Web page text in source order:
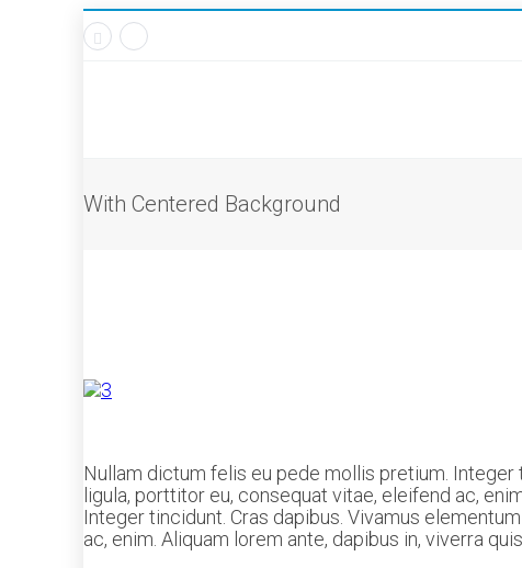
With Centered Background
Nullam dictum felis eu pede mollis pretium.
ligula, porttitor eu, consequat vitae, eleifend ac,
Integer tincidunt. Cras dapibus. Vivamus
ac, enim. Aliquam lorem ante, dapibus in, viverra